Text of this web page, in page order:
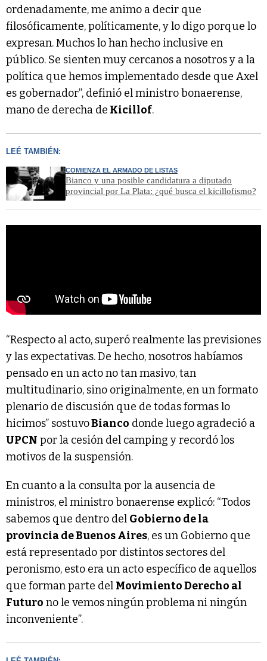
ordenadamente, me animo a decir que
filosóficamente, políticamente, y lo digo porque lo
expresan. Muchos lo han hecho inclusive en
público. Se sienten muy cercanos a nosotros y a la
política que hemos implementado desde que Axel
es gobernador”, definió el ministro bonaerense,
mano de derecha de Kicillof.
LEÉ TAMBIÉN:
COMIENZA EL ARMADO DE LISTAS
Bianco y una posible candidatura a diputado
provincial por La Plata: ¿qué busca el kicillofismo?
“Respecto al acto, superó realmente las previsiones
y las expectativas. De hecho, nosotros habíamos
pensado en un acto no tan masivo, tan
multitudinario, sino originalmente, en un formato
plenario de discusión que de todas formas lo
hicimos” sostuvoBianco donde luego agradeció a
UPCN por la cesión del camping y recordó los
motivos de la suspensión.
En cuanto a la consulta por la ausencia de
ministros, el ministro bonaerense explicó: “Todos
sabemos que dentro del Gobierno de la
provincia de Buenos Aires, es un Gobierno que
está representado por distintos sectores del
peronismo, esto era un acto específico de aquellos
que forman parte del Movimiento Derecho al
Futuro no le vemos ningún problema ni ningún
inconveniente”.